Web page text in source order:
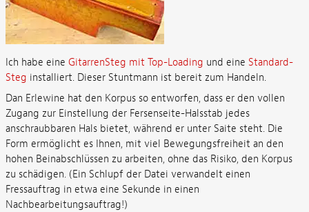
Ich habe eine GitarrenSteg mit Top-Loading und eine Standard-
Steg installiert. Dieser Stuntmann ist bereit zum Handeln.
Dan Erlewine hat den Korpus so entworfen, dass er den vollen
Zugang zur Einstellung der Fersenseite-Halsstab jedes
anschraubbaren Hals bietet, während er unter Saite steht. Die
Form ermöglicht es Ihnen, mit viel Bewegungsfreiheit an den
hohen Beinabschlüssen zu arbeiten, ohne das Risiko, den Korpus
zu schädigen. (Ein Schlupf der Datei verwandelt einen
Fressauftrag in etwa eine Sekunde in einen
Nachbearbeitungsauftrag!)